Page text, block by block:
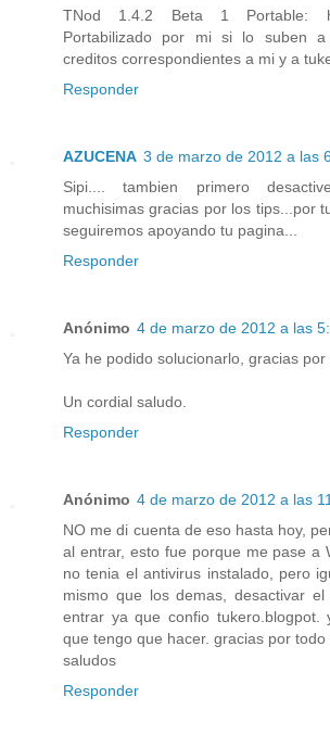
TNod 1.4.2 Beta 1 Portable:
Portabilizado por mi si lo suben
creditos correspondientes a mi y a
Responder
AZUCENA 3 de marzo de 2012 a las
Sipi.... tambien primero
muchisimas gracias por los tips...por
seguiremos apoyando tu pagina...
Responder
Anónimo 4 de marzo de 2012 a las
Ya he podido solucionarlo, gracias por
Un cordial saludo.
Responder
Anónimo 4 de marzo de 2012 a las
NO me di cuenta de eso hasta hoy,
al entrar, esto fue porque me pase a
no tenia el antivirus instalado, pero
mismo que los demas, desactivar
entrar ya que confio
que tengo que hacer. gracias por todo
saludos
Responder